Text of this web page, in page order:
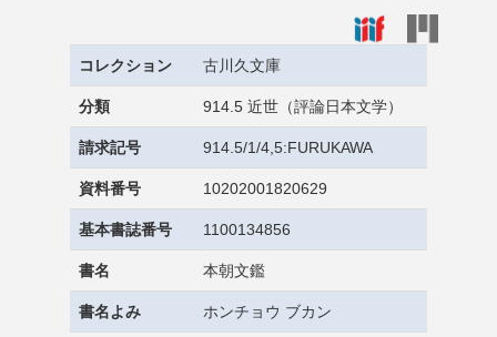
コレクション 古川久文庫
分類 914.5 近世（評論日本文学）
請求記号 914.5/1/4,5:FURUKAWA
資料番号 10202001820629
基本書誌番号 1100134856
書名 本朝文鑑
書名よみ ホンチョウ ブカン